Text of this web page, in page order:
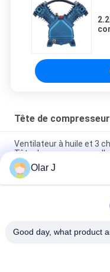
Tête de
Ventilateur à huile et 3
Tête de compresseur
Tête de compresseur
cylindres et pression
Tête de compresseur
Olar J
Good day, what product